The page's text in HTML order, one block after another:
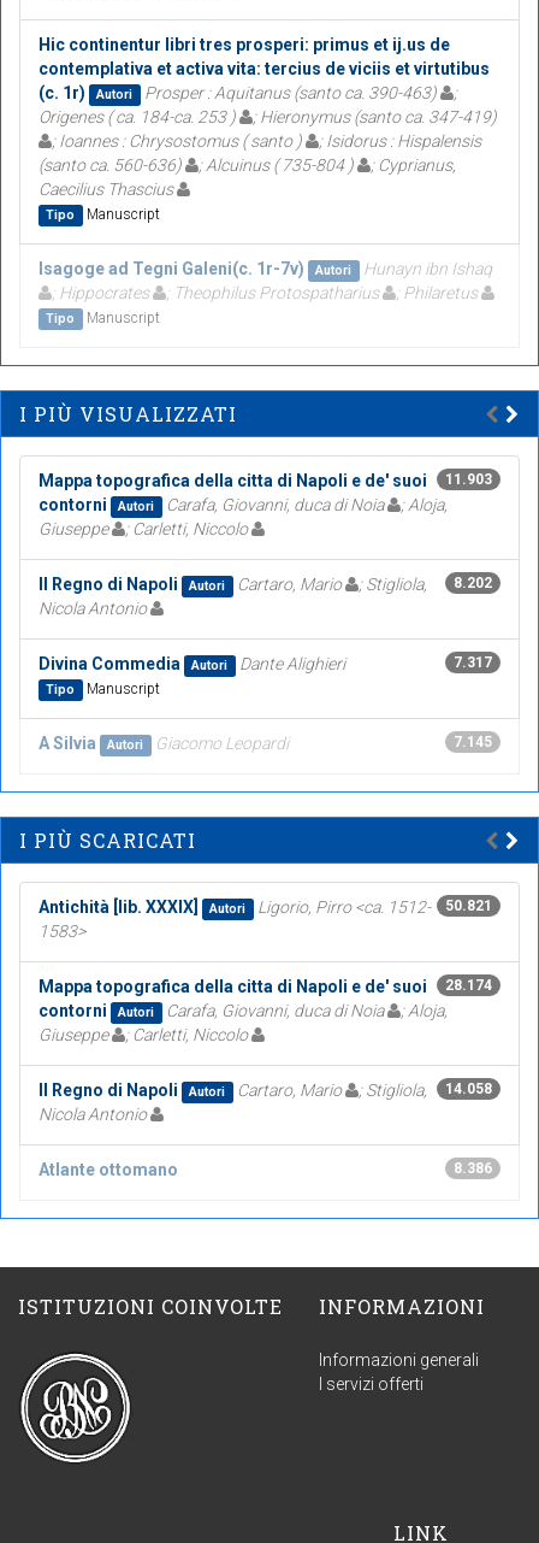
Hic continentur libri tres prosperi: primus et ij.us de
contemplativa et activa vita: tercius de viciis et virtutibus
(c. 1r)
Autori Prosper : Aquitanus (santo ca. 390-463)
;
Origenes ( ca. 184-ca. 253 )
; Hieronymus (santo ca. 347-419)
; Ioannes : Chrysostomus ( santo )
; Isidorus : Hispalensis
(santo ca. 560-636)
; Alcuinus ( 735-804 )
; Cyprianus,
Caecilius Thascius
Tipo Manuscript
Isagoge ad Tegni Galeni(c. 1r-7v) Autori
Hunayn ibn Ishaq
; Hippocrates
; Theophilus Protospatharius ; Philaretus
Tipo Manuscript
I PIÙ VISUALIZZATI
11.903
Mappa topografica della citta di Napoli e de' suoi
contorni
Autori Carafa, Giovanni, duca di Noia
; Aloja,
Giuseppe
; Carletti, Niccolo
8.202
Il Regno di Napoli Autori Cartaro, Mario
; Stigliola,
Nicola Antonio
7.317
Divina Commedia Autori Dante Alighieri
Tipo Manuscript
7.145
A Silvia Autori Giacomo Leopardi
I PIÙ SCARICATI
50.821
Antichità [lib. XXXIX] Autori
Ligorio, Pirro <ca. 1512-
1583>
28.174
Mappa topografica della citta di Napoli e de' suoi
contorni
Autori Carafa, Giovanni, duca di Noia
; Aloja,
Giuseppe
; Carletti, Niccolo
14.058
Il Regno di Napoli Autori Cartaro, Mario
; Stigliola,
Nicola Antonio
8.386
Atlante ottomano
ISTITUZIONI COINVOLTE INFORMAZIONI
Informazioni generali
I servizi offerti
LINK